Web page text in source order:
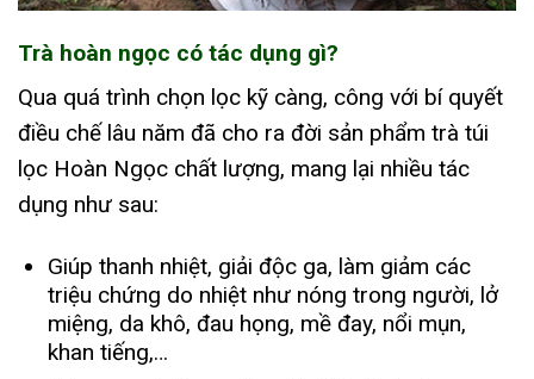
Trà hoàn ngọc có tác dụng gì?
Qua quá trình chọn lọc kỹ càng, công với bí quyết
điều chế lâu năm đã cho ra đời sản phẩm trà túi
lọc Hoàn Ngọc chất lượng, mang lại nhiều tác
dụng như sau:
Giúp thanh nhiệt, giải độc ga, làm giảm các
triệu chứng do nhiệt như nóng trong người, lở
miệng, da khô, đau họng, mề đay, nổi mụn,
khan tiếng,…